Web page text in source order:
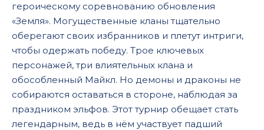
героическому соревнованию обновления
«Земля». Могущественные кланы тщательно
оберегают своих избранников и плетут интриги,
чтобы одержать победу. Трое ключевых
персонажей, три влиятельных клана и
обособленный Майкл. Но демоны и драконы не
собираются оставаться в стороне, наблюдая за
праздником эльфов. Этот турнир обещает стать
легендарным, ведь в нём участвует падший